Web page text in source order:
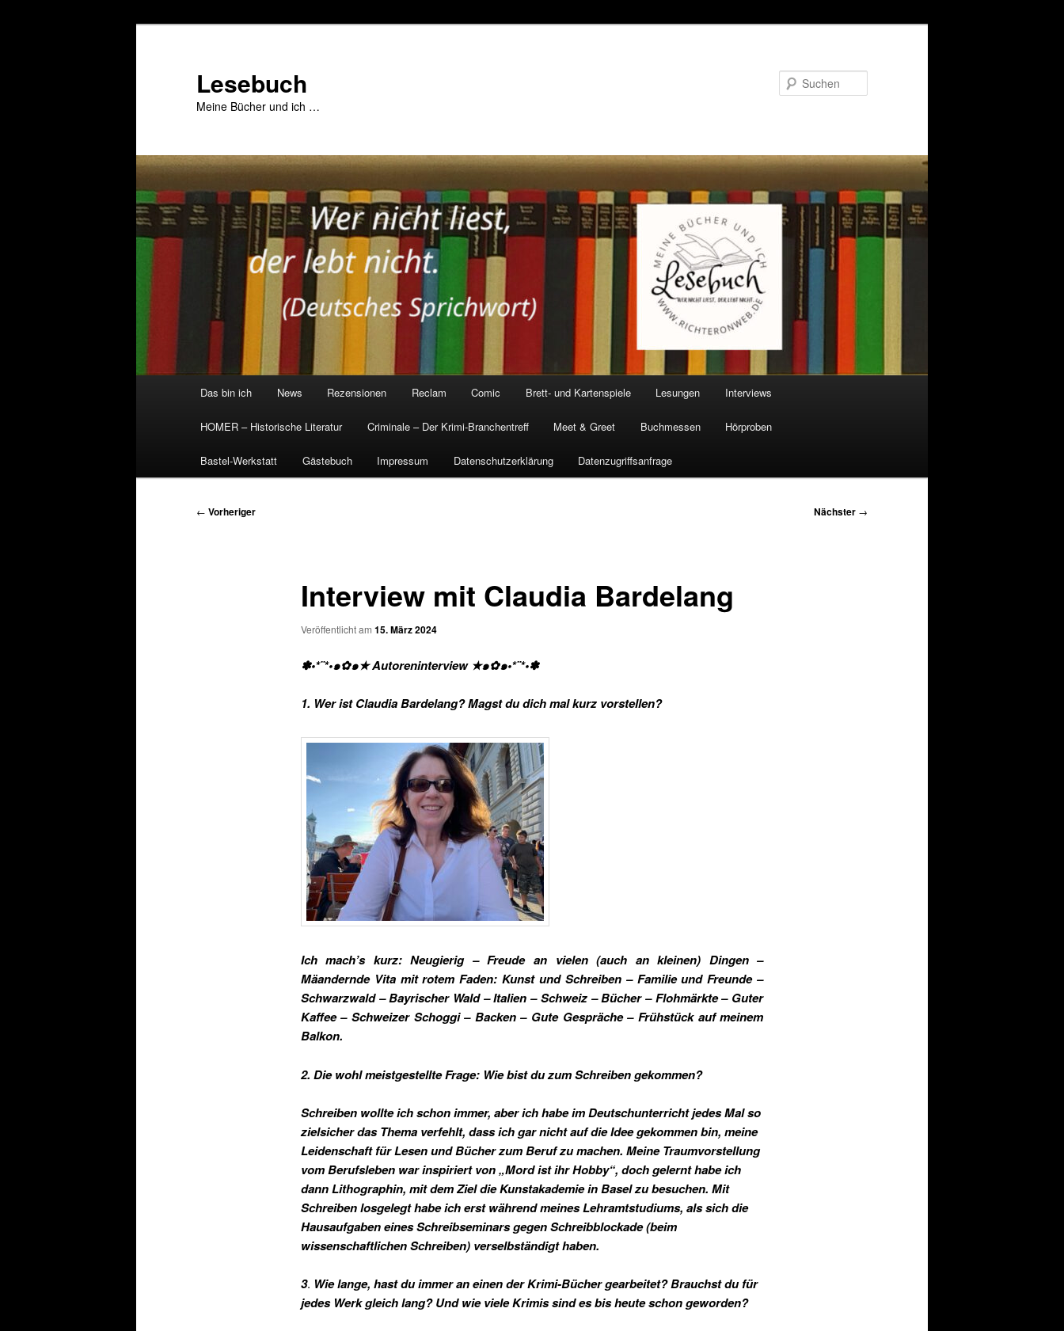
Lesebuch
Meine Bücher und ich …
Das bin ich News Rezensionen Reclam Comic Brett- und Kartenspiele Lesungen Interviews
HOMER – Historische Literatur Criminale – Der Krimi-Branchentreff Meet & Greet Buchmessen Hörproben
Bastel-Werkstatt Gästebuch Impressum Datenschutzerklärung Datenzugriffsanfrage
Beitragsnavigation
← Vorheriger Nächster →
Interview mit Claudia Bardelang
Veröffentlicht am 15. März 2024
✽•*¨*•๑✿๑★ Autoreninterview ★๑✿๑•*¨*•✽
1. Wer ist Claudia Bardelang? Magst du dich mal kurz vorstellen?
Ich mach’s kurz: Neugierig – Freude an vielen (auch an kleinen) Dingen –
Mäandernde Vita mit rotem Faden: Kunst und Schreiben – Familie und Freunde –
Schwarzwald – Bayrischer Wald – Italien – Schweiz – Bücher – Flohmärkte – Guter
Kaffee – Schweizer Schoggi – Backen – Gute Gespräche – Frühstück auf meinem
Balkon.
2. Die wohl meistgestellte Frage: Wie bist du zum Schreiben gekommen?
Schreiben wollte ich schon immer, aber ich habe im Deutschunterricht jedes Mal so
zielsicher das Thema verfehlt, dass ich gar nicht auf die Idee gekommen bin, meine
Leidenschaft für Lesen und Bücher zum Beruf zu machen. Meine Traumvorstellung
vom Berufsleben war inspiriert von „Mord ist ihr Hobby“, doch gelernt habe ich
dann Lithographin, mit dem Ziel die Kunstakademie in Basel zu besuchen. Mit
Schreiben losgelegt habe ich erst während meines Lehramtstudiums, als sich die
Hausaufgaben eines Schreibseminars gegen Schreibblockade (beim
wissenschaftlichen Schreiben) verselbständigt haben.
3. Wie lange, hast du immer an einen der Krimi-Bücher gearbeitet? Brauchst du für
jedes Werk gleich lang? Und wie viele Krimis sind es bis heute schon geworden?